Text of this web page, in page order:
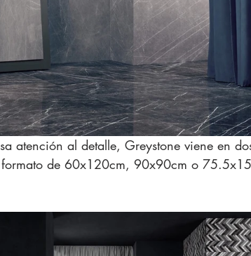
atención al detalle, Greystone viene en
de 60x120cm, 90x90cm o